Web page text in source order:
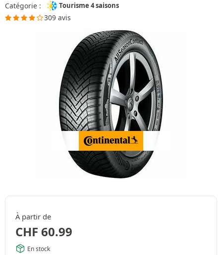
Catégorie : Tourisme 4 saisons
309 avis
À partir de
CHF 60.99
En stock